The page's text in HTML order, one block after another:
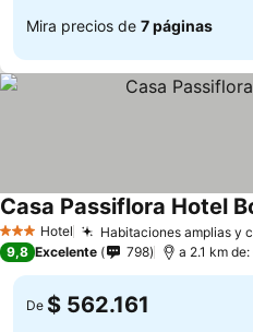
Mira precios de 7 páginas
3 Estrellas
Hotel Habitaciones amplias y
Casa Passiflora Hotel
9,8 Excelente 798 a 2.1 km
De $ 562.161